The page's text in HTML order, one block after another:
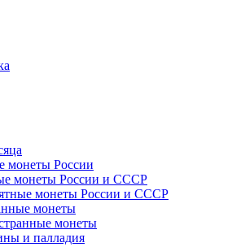
монеты России
монеты России и СССР
монеты России и СССР
монеты
монеты
и палладия